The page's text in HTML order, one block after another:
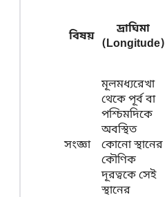
বিষয়
দ্রাঘিমা
(Longitude)
সংজ্ঞা
মূলমধ্যরেখা
থেকে পূর্ব বা
পশ্চিমদিকে
অবস্থিত
কোনো স্থানের
কৌণিক
দূরত্বকে সেই
স্থানের